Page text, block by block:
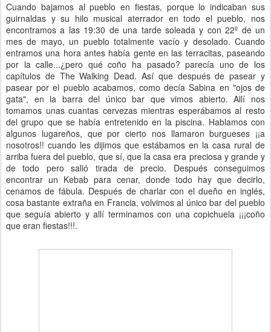
Cuando bajamos al pueblo en fiestas, porque lo indicaban sus
guirnaldas y su hilo musical aterrador en todo el pueblo, nos
encontramos a las 19:30 de una tarde soleada y con 22º de un
mes de mayo, un pueblo totalmente vacío y desolado. Cuando
entramos una hora antes había gente en las terracitas, paseando
por la calle...¿pero qué coño ha pasado? parecía uno de los
capítulos de The Walking Dead. Así que después de pasear y
pasear por el pueblo acabamos, como decía Sabina en "ojos de
gata", en la barra del único bar que vimos abierto. Allí nos
tomamos unas cuantas cervezas mientras esperábamos al resto
del grupo que se había entretenido en la piscina. Hablamos con
algunos lugareños, que por cierto nos llamaron burgueses ¡¡a
nosotros!! cuando les dijimos que estábamos en la casa rural de
arriba fuera del pueblo, que sí, que la casa era preciosa y grande y
de todo pero salió tirada de precio. Después conseguimos
encontrar un Kebab para cenar, donde todo hay que decirlo,
cenamos de fábula. Después de charlar con el dueño en inglés,
cosa bastante extraña en Francia, volvimos al único bar del pueblo
que seguía abierto y allí terminamos con una copichuela ¡¡¡coño
que eran fiestas!!!.